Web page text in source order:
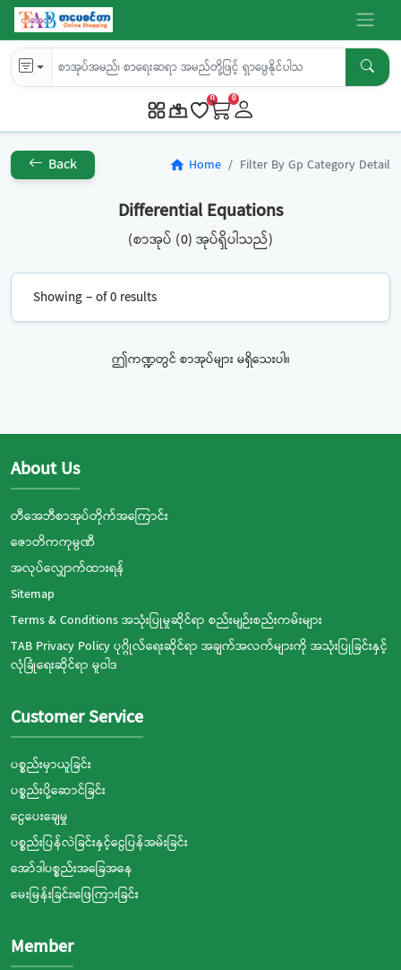
0 0
Back home Home Filter By Gp Category Detail
Differential Equations
(စာအုပ် (0) အုပ်ရှိပါသည်)
Showing – of 0 results
ဤကဏ္ဍတွင် စာအုပ်များ မရှိသေးပါ။
About Us
တီအေဘီစာအုပ်တိုက်အကြောင်း
ဇောတိကကုမ္ပဏီ
အလုပ်လျှောက်ထားရန်
Sitemap
Terms & Conditions အသုံးပြုမှုဆိုင်ရာ စည်းမျဉ်းစည်းကမ်းများ
TAB Privacy Policy ပုဂ္ဂိုလ်ရေးဆိုင်ရာ အချက်အလက်များကို အသုံးပြုခြင်းနှင့်
လုံခြုံရေးဆိုင်ရာ မူဝါဒ
Customer Service
ပစ္စည်းမှာယူခြင်း
ပစ္စည်းပို့ဆောင်ခြင်း
ငွေပေးချေမှု
ပစ္စည်းပြန်လဲခြင်းနှင့်ငွေပြန်အမ်းခြင်း
အော်ဒါပစ္စည်းအခြေအနေ
မေးမြန်းခြင်း၊ဖြေကြားခြင်း
Member